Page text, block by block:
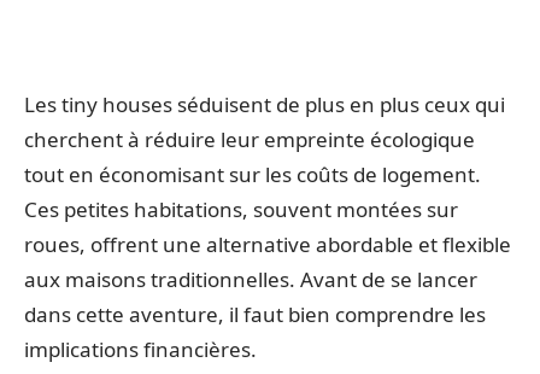
Les tiny houses séduisent de plus en plus ceux qui
cherchent à réduire leur empreinte écologique
tout en économisant sur les coûts de logement.
Ces petites habitations, souvent montées sur
roues, offrent une alternative abordable et flexible
aux maisons traditionnelles. Avant de se lancer
dans cette aventure, il faut bien comprendre les
implications financières.